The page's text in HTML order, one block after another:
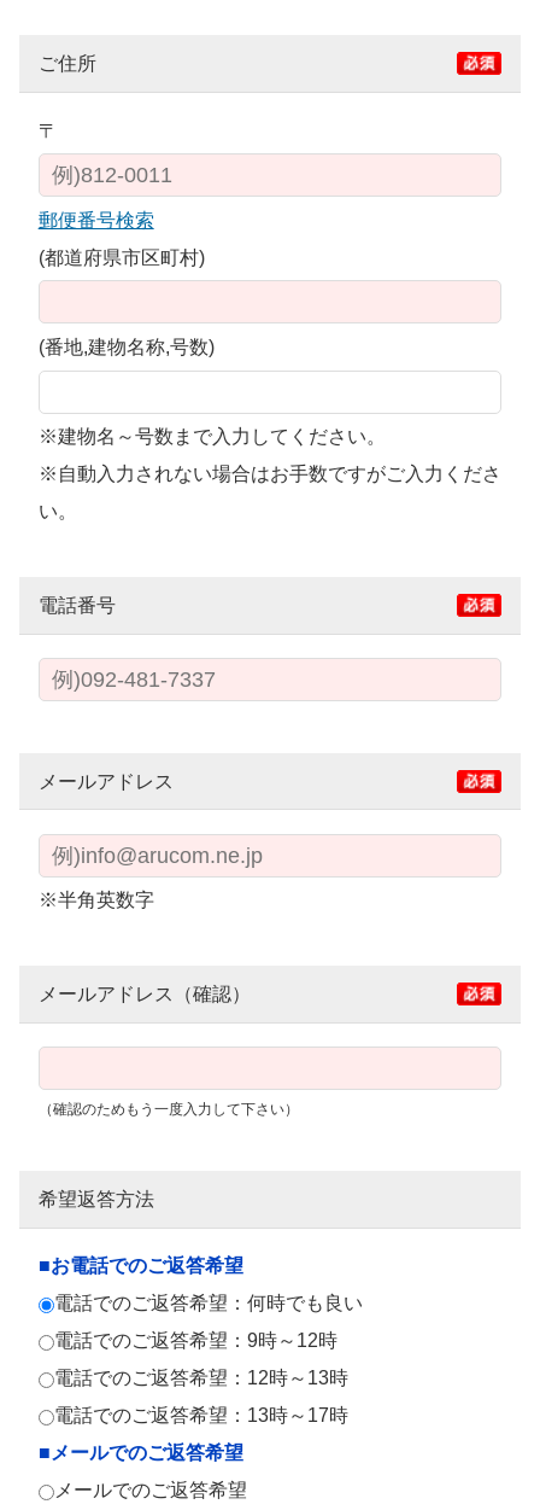
ご住所
〒
郵便番号検索
(都道府県市区町村)
(番地,建物名称,号数)
※建物名～号数まで入力してください。
※自動入力されない場合はお手数ですがご入力くださ
い。
電話番号
メールアドレス
※半角英数字
メールアドレス（確認）
（確認のためもう一度入力して下さい）
希望返答方法
■お電話でのご返答希望
電話でのご返答希望：何時でも良い
電話でのご返答希望：9時～12時
電話でのご返答希望：12時～13時
電話でのご返答希望：13時～17時
■メールでのご返答希望
メールでのご返答希望